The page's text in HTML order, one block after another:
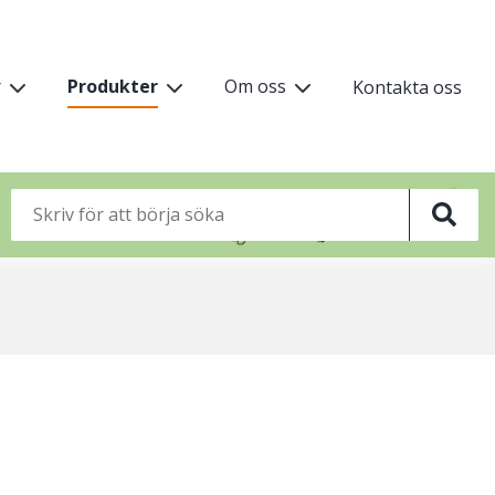
Produkter Om oss Kontakta oss
🌸
🌸
🌸
🌸